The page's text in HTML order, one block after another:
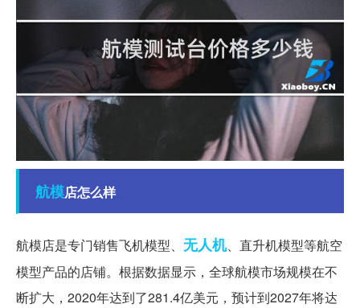
航模店怎么样
航模店是专门销售飞机模型、 无人机、直升机模型等航空
模型产品的店铺。根据数据显示，全球航模市场规模在不
断扩大，2020年达到了281.4亿美元，预计到2027年将达